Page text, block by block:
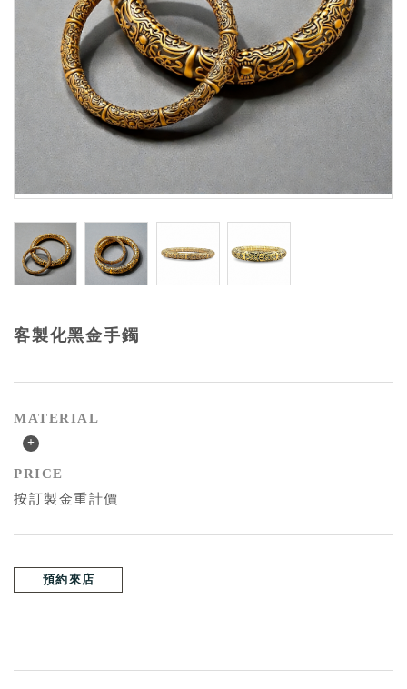
客製化黑金手鐲
MATERIAL
+
PRICE
按訂製金重計價
預約來店